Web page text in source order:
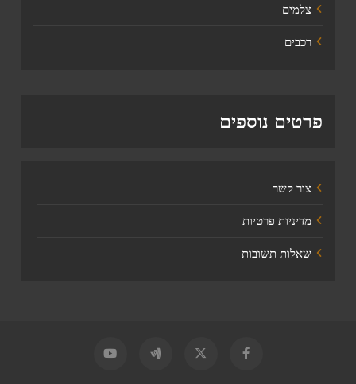
צלמים
רכבים
פרטים נוספים
צור קשר
מדיניות פרטיות
שאלות תשובות